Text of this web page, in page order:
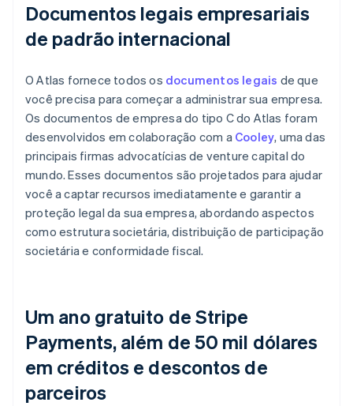
Documentos legais empresariais
de padrão internacional
O Atlas fornece todos os documentos legais de que
você precisa para começar a administrar sua empresa.
Os documentos de empresa do tipo C do Atlas foram
desenvolvidos em colaboração com a Cooley, uma das
principais firmas advocatícias de venture capital do
mundo. Esses documentos são projetados para ajudar
você a captar recursos imediatamente e garantir a
proteção legal da sua empresa, abordando aspectos
como estrutura societária, distribuição de participação
societária e conformidade fiscal.
Um ano gratuito de Stripe
Payments, além de 50 mil dólares
em créditos e descontos de
parceiros